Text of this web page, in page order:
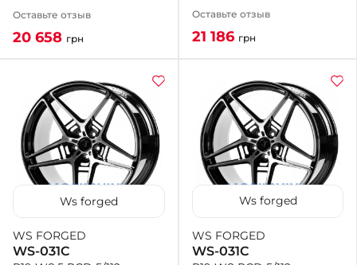
Оставьте отзыв
20 658 грн
Оставьте отзыв
21 186 грн
Ws forged
WS FORGED
WS-031C
Ws forged
WS FORGED
WS-031C